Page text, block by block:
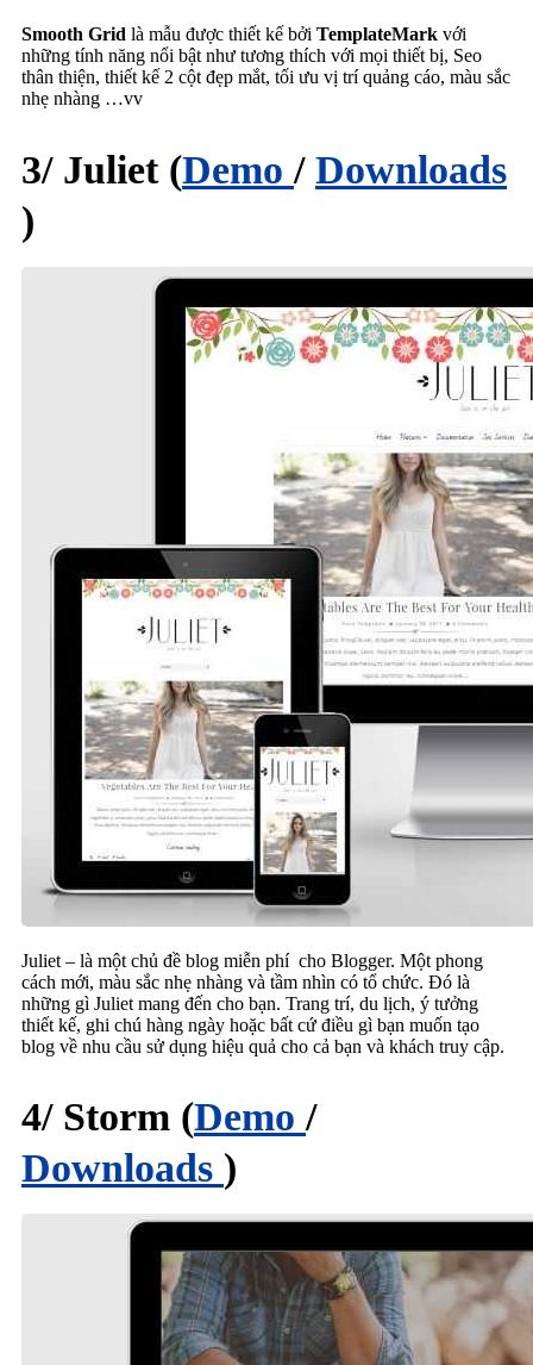
Smooth Grid là mẫu được thiết kế bởi TemplateMark với
những tính năng nổi bật như tương thích với mọi thiết bị, Seo
thân thiện, thiết kế 2 cột đẹp mắt, tối ưu vị trí quảng cáo, màu sắc
nhẹ nhàng …vv
3/ Juliet (Demo / Downloads
)
Juliet – là một chủ đề blog miễn phí cho Blogger. Một phong
cách mới, màu sắc nhẹ nhàng và tầm nhìn có tổ chức. Đó là
những gì Juliet mang đến cho bạn. Trang trí, du lịch, ý tưởng
thiết kế, ghi chú hàng ngày hoặc bất cứ điều gì bạn muốn tạo
blog về nhu cầu sử dụng hiệu quả cho cả bạn và khách truy cập.
4/ Storm (Demo /
Downloads )